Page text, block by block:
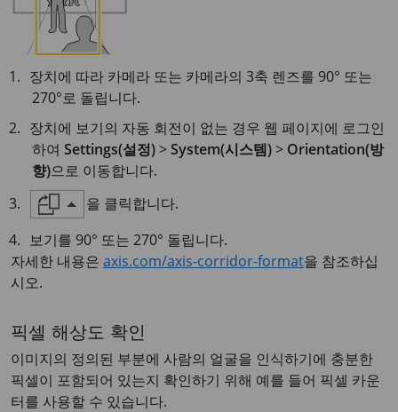
장치에 따라 카메라 또는 카메라의 3축 렌즈를 90° 또는
270°로 돌립니다.
장치에 보기의 자동 회전이 없는 경우 웹 페이지에 로그인
하여 Settings(설정)>System(시스템)> Orientation(방
향)으로 이동합니다.
을 클릭합니다.
보기를 90° 또는 270° 돌립니다.
자세한 내용은 axis.com/axis-corridor-format을 참조하십
시오.
픽셀 해상도 확인
이미지의 정의된 부분에 사람의 얼굴을 인식하기에 충분한
픽셀이 포함되어 있는지 확인하기 위해 예를 들어 픽셀 카운
터를 사용할 수 있습니다.